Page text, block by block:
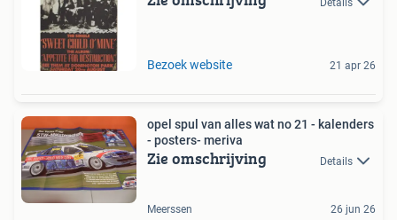
Bezoek website 21 apr 26
opel spul van alles wat no 21 - kalenders
- posters- meriva
Zie omschrijving Details
Meerssen 26 jun 26